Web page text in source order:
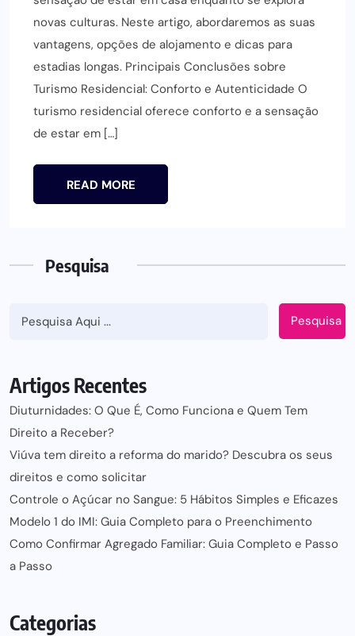
novas culturas. Neste artigo, abordaremos as suas
vantagens, opções de alojamento e dicas para
estadias longas. Principais Conclusões sobre
Turismo Residencial: Conforto e Autenticidade O
turismo residencial oferece conforto e a sensação
de estar em […]
READ MORE
Pesquisa
Pesquisa
Artigos Recentes
Diuturnidades: O Que É, Como Funciona e Quem Tem
Direito a Receber?
Viúva tem direito a reforma do marido? Descubra os seus
direitos e como solicitar
Controle o Açúcar no Sangue: 5 Hábitos Simples e Eficazes
Modelo 1 do IMI: Guia Completo para o Preenchimento
Como Confirmar Agregado Familiar: Guia Completo e Passo
a Passo
Categorias